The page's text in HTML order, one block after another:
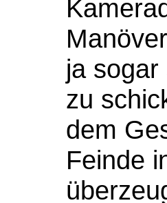
ja
zu
dem
Feinde